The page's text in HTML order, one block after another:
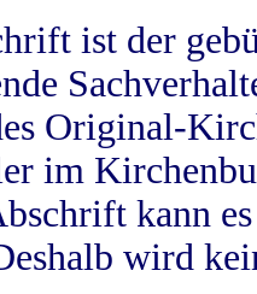
ist der
Original-
im
kann
wird